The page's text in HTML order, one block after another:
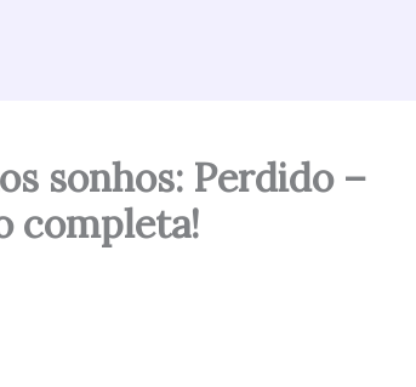
sonhos: Perdido –
completa!